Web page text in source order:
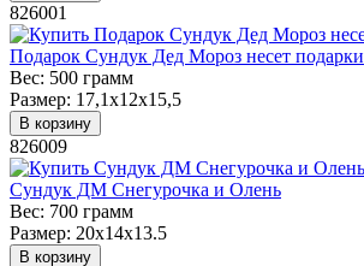
826001
Подарок Сундук Дед Мороз несет подарки
Вес: 500 грамм
Размер: 17,1х12х15,5
В корзину
826009
Сундук ДМ Снегурочка и Олень
Вес: 700 грамм
Размер: 20х14х13.5
В корзину